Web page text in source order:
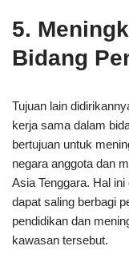
5.
Bidang
Tujuan lain
kerja sama dalam
bertujuan untuk
negara anggota dan
Asia Tenggara. Hal
dapat saling berbagi
pendidikan dan
kawasan tersebut.